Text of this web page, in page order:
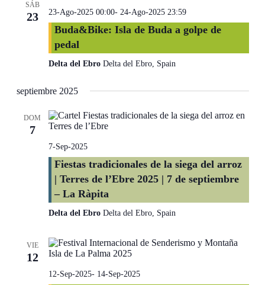
SÁB
23 23-Ago-2025 00:00- 24-Ago-2025 23:59
Buda&Bike: Isla de Buda a golpe de
pedal
Delta del Ebro Delta del Ebro, Spain
septiembre 2025
DOM
7
7-Sep-2025
Fiestas tradicionales de la siega del arroz
| Terres de l’Ebre 2025 | 7 de septiembre
– La Ràpita
Delta del Ebro Delta del Ebro, Spain
VIE
12
12-Sep-2025- 14-Sep-2025